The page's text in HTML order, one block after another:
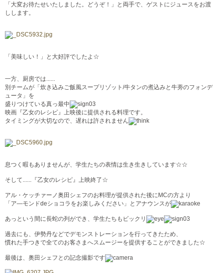
「大変お待たせいたしました。どうぞ！」と両手で、ゲストにジュースをお渡
しします。
「美味しい！」と大好評でしたよ☆
一方、厨房では......
別チームが「炊き込みご飯風スープリゾット/牛タンの煮込みと牛蒡のフォンデ
ュータ」を
盛りつけている真っ最中
映画『乙女のレシピ』上映後に提供される料理です。
タイミングが大切なので、遅れは許されません
息つく暇もありませんが、学生たちの表情は生き生きしています☆☆
そして......『乙女のレシピ』上映終了☆
アル・ケッチァーノ奥田シェフのお料理が提供された後にMCの方より
「ア―モンドdeショコラをお楽しみください」とアナウンスが
あっという間に長蛇の列ができ、学生たちもビックリ
過去にも、伊勢丹などでデモンストレーションを行ってきたため、
慣れた手つきで全てのお客さまへスムージーを提供することができました☆
最後は、奥田シェフとの記念撮影です